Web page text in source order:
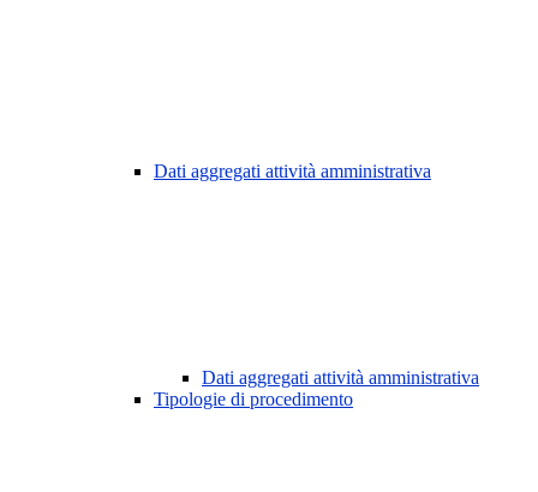
Dati aggregati attività amministrativa
Dati aggregati attività amministrativa
Tipologie di procedimento